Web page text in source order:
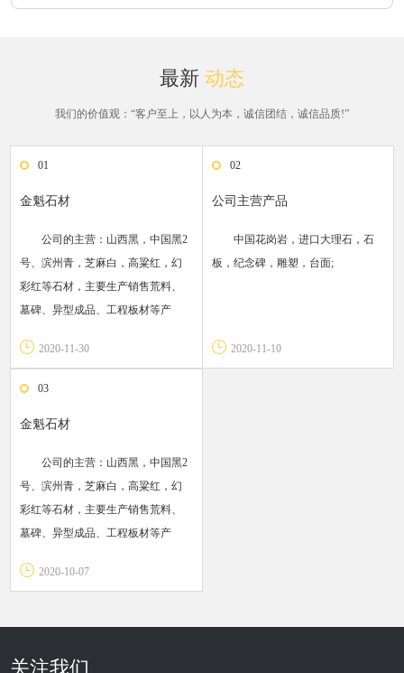
最新 动态
我们的价值观：“客户至上，以人为本，诚信团结，诚信品质!”
01
金魁石材
公司的主营：山西黑，中国黑2
号、滨州青，芝麻白，高粱红，幻
彩红等石材，主要生产销售荒料、
墓碑、异型成品、工程板材等产
国，中东，伊朗，波兰，俄罗斯，
2020-11-30
02
公司主营产品
中国花岗岩，进口大理石，石
板，纪念碑，雕塑，台面;
2020-11-10
03
金魁石材
公司的主营：山西黑，中国黑2
号、滨州青，芝麻白，高粱红，幻
彩红等石材，主要生产销售荒料、
墓碑、异型成品、工程板材等产
国，中东，伊朗，波兰，俄罗斯，
2020-10-07
关注我们